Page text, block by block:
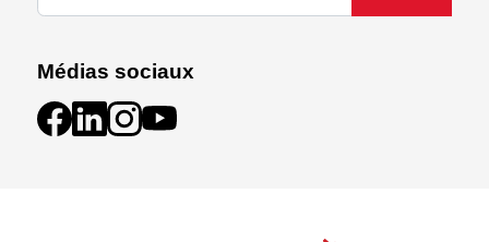
Médias sociaux